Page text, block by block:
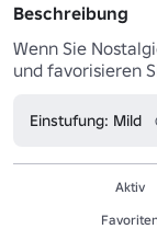
Beschreibung
Wenn Sie
und favorisieren
Einstufung: Mild
Aktiv